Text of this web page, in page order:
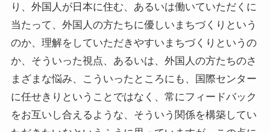
り、外国人が日本に住む、あるいは働いていただくに
当たって、外国人の方たちに優しいまちづくりという
のか、理解をしていただきやすいまちづくりというの
か、そういった視点、あるいは、外国人の方たちのさ
まざまな悩み、こういったところにも、国際センター
に任せきりということではなく、常にフィードバック
をお互いし合えるような、そういう関係を構築してい